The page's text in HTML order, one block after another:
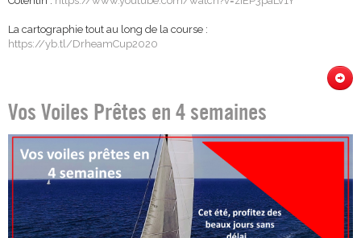
La cartographie tout au long de la course :
https://yb.tl/DrheamCup2020
Vos Voiles Prêtes en 4 semaines